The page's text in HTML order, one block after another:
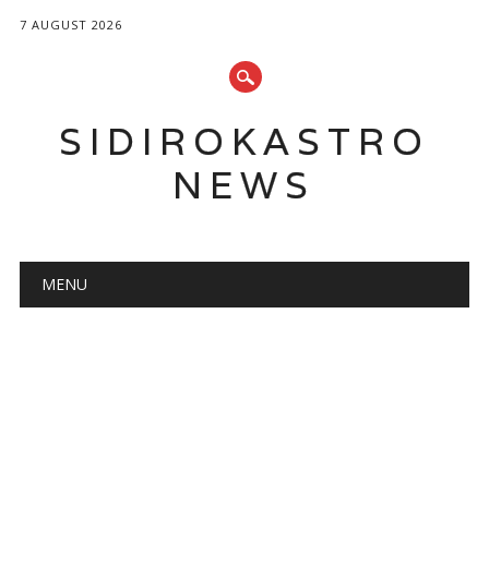
7 AUGUST 2026
SIDIROKASTRO
NEWS
Main menu
MENU